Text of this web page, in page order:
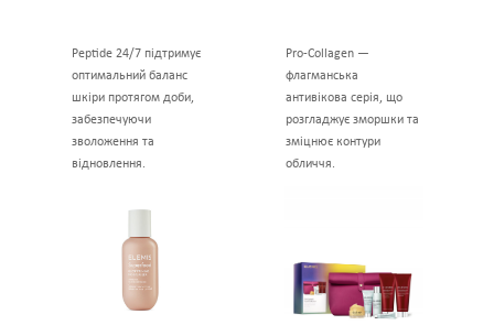
Peptide 24/7 підтримує
оптимальний баланс
шкіри протягом доби,
забезпечуючи
зволоження та
відновлення.
Pro-Collagen —
флагманська
антивікова серія, що
розгладжує зморшки та
зміцнює контури
обличчя.